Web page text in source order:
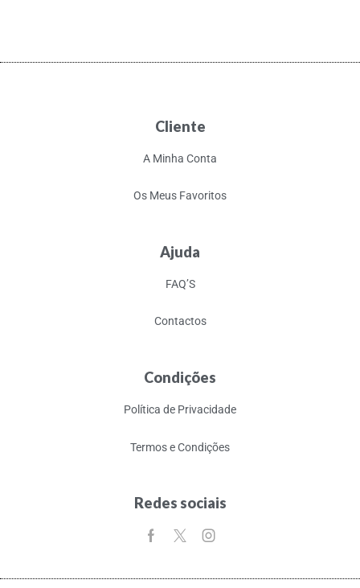
Cliente
A Minha Conta
Os Meus Favoritos
Ajuda
FAQ’S
Contactos
Condições
Política de Privacidade
Termos e Condições
Redes sociais